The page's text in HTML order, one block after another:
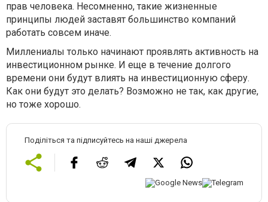
прав человека. Несомненно, такие жизненные
принципы людей заставят большинство компаний
работать совсем иначе.
Миллениалы только начинают проявлять активность на
инвестиционном рынке. И еще в течение долгого
времени они будут влиять на инвестиционную сферу.
Как они будут это делать? Возможно не так, как другие,
но тоже хорошо.
Поділіться та підписуйтесь на наші джерела